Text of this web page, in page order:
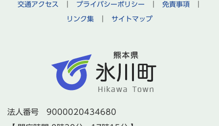
交通アクセス プライバシーポリシー 免責事項
リンク集
サイトマップ
法人番号 9000020434680